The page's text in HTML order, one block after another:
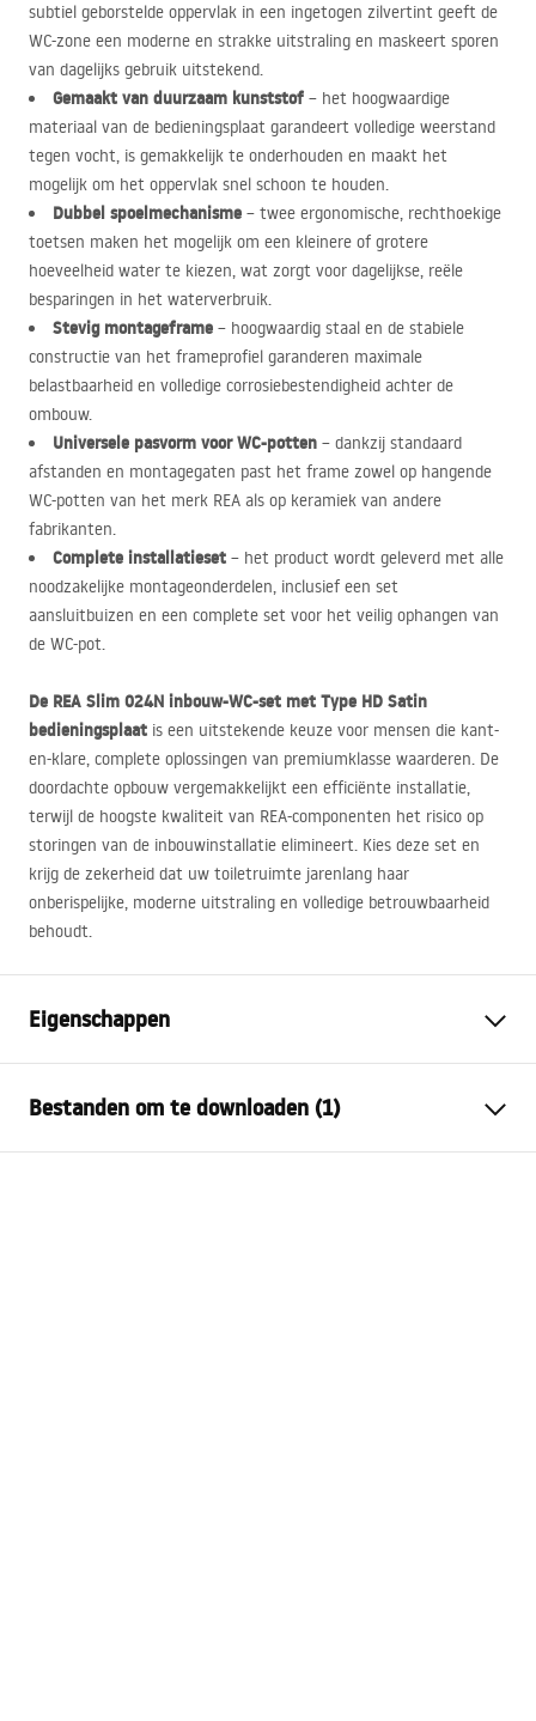
subtiel geborstelde oppervlak in een ingetogen zilvertint geeft de
WC-zone een moderne en strakke uitstraling en maskeert sporen
van dagelijks gebruik uitstekend.
Gemaakt van duurzaam kunststof – het hoogwaardige
materiaal van de bedieningsplaat garandeert volledige weerstand
tegen vocht, is gemakkelijk te onderhouden en maakt het
mogelijk om het oppervlak snel schoon te houden.
Dubbel spoelmechanisme – twee ergonomische, rechthoekige
toetsen maken het mogelijk om een kleinere of grotere
hoeveelheid water te kiezen, wat zorgt voor dagelijkse, reële
besparingen in het waterverbruik.
Stevig montageframe – hoogwaardig staal en de stabiele
constructie van het frameprofiel garanderen maximale
belastbaarheid en volledige corrosiebestendigheid achter de
ombouw.
Universele pasvorm voor WC-potten – dankzij standaard
afstanden en montagegaten past het frame zowel op hangende
WC-potten van het merk REA als op keramiek van andere
fabrikanten.
Complete installatieset – het product wordt geleverd met alle
noodzakelijke montageonderdelen, inclusief een set
aansluitbuizen en een complete set voor het veilig ophangen van
de WC-pot.
De REA Slim 024N inbouw-WC-set met Type HD Satin
bedieningsplaat is een uitstekende keuze voor mensen die kant-
en-klare, complete oplossingen van premiumklasse waarderen. De
doordachte opbouw vergemakkelijkt een efficiënte installatie,
terwijl de hoogste kwaliteit van REA-componenten het risico op
storingen van de inbouwinstallatie elimineert. Kies deze set en
krijg de zekerheid dat uw toiletruimte jarenlang haar
onberispelijke, moderne uitstraling en volledige betrouwbaarheid
behoudt.
Eigenschappen
Model
024N
Compatibele spoelknoppen
Type HD
Bestanden om te downloaden (1)